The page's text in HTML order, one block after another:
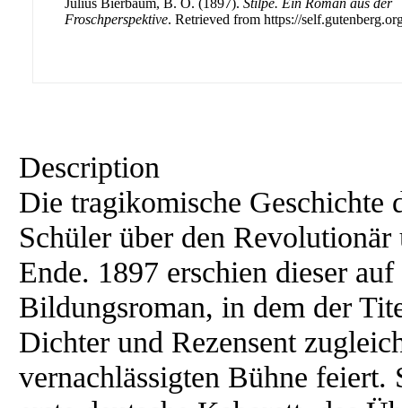
Julius Bierbaum, B. O. (1897). Stilpe. Ein Roman aus der
Froschperspektive. Retrieved from https://
Description
Die tragikomische
Schüler über den
Ende. 1897 erschien dieser
Bildungsroman, in dem der
Dichter und Rezensent
vernachlässigten Bühne